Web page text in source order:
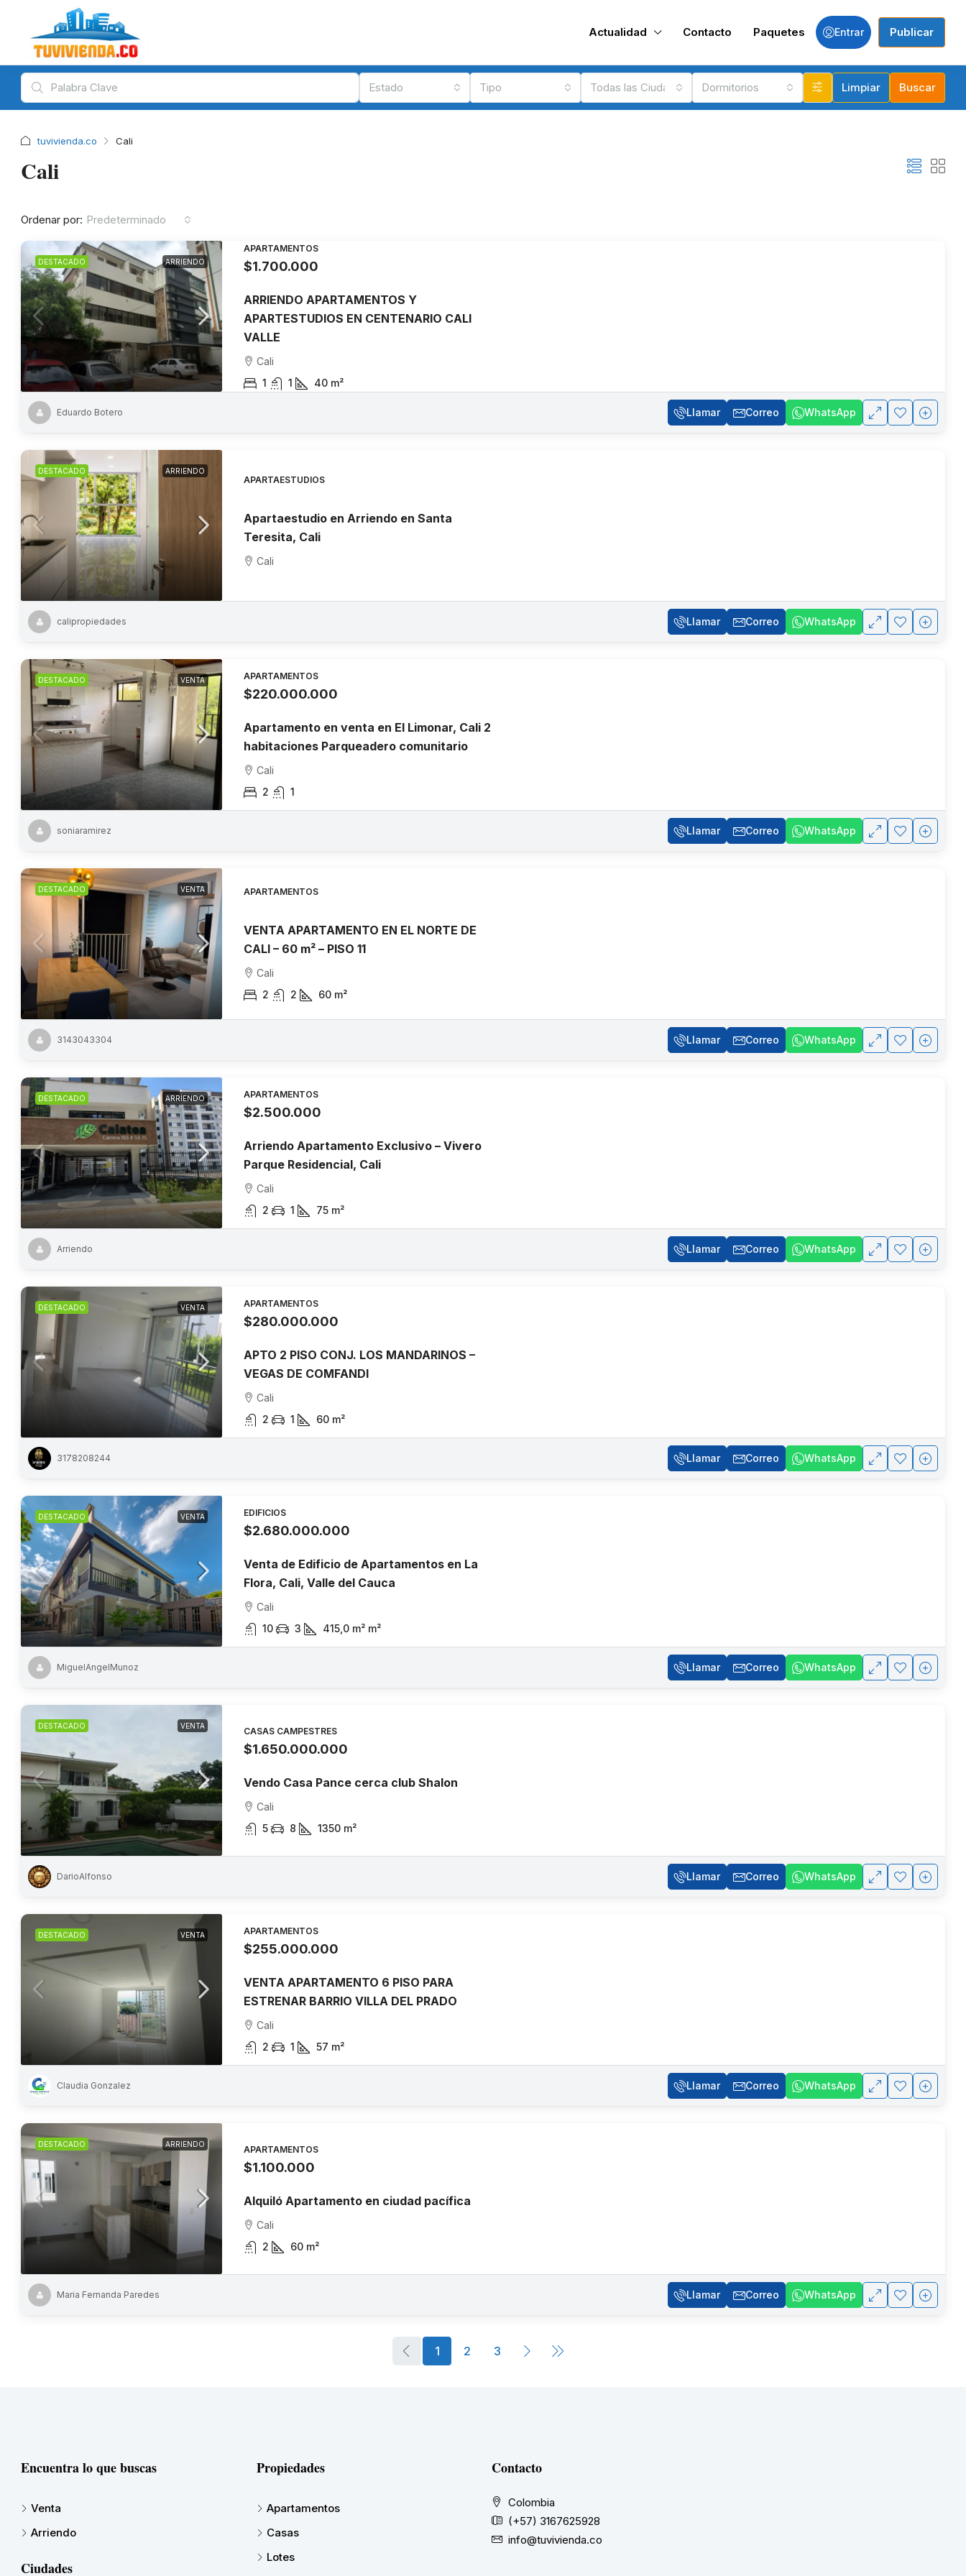
Actualidad Contacto Paquetes Entrar Publicar
Estado Tipo Todas las Ciudades Dormitorios Limpiar Buscar
tuvivienda.co Cali
Cali
Ordenar por: Predeterminado
DESTACADO ARRIENDO
APARTAMENTOS
$1.700.000
ARRIENDO APARTAMENTOS Y
APARTESTUDIOS EN CENTENARIO CALI
VALLE
Cali
1
1 40 m²
Eduardo Botero Llamar Correo WhatsApp
DESTACADO ARRIENDO
APARTAESTUDIOS
Apartaestudio en Arriendo en Santa
Teresita, Cali
Cali
calipropiedades Llamar Correo WhatsApp
DESTACADO VENTA APARTAMENTOS
$220.000.000
Apartamento en venta en El Limonar, Cali 2
habitaciones Parqueadero comunitario
Cali
2
1
soniaramirez Llamar Correo WhatsApp
DESTACADO VENTA APARTAMENTOS
VENTA APARTAMENTO EN EL NORTE DE
CALI – 60 m² – PISO 11
Cali
2
2 60 m²
3143043304 Llamar Correo WhatsApp
DESTACADO ARRIENDO APARTAMENTOS
$2.500.000
Arriendo Apartamento Exclusivo – Vivero
Parque Residencial, Cali
Cali
2
1 75 m²
Arriendo Llamar Correo WhatsApp
DESTACADO VENTA APARTAMENTOS
$280.000.000
APTO 2 PISO CONJ. LOS MANDARINOS –
VEGAS DE COMFANDI
Cali
2
1 60 m²
3178208244 Llamar Correo WhatsApp
DESTACADO VENTA EDIFICIOS
$2.680.000.000
Venta de Edificio de Apartamentos en La
Flora, Cali, Valle del Cauca
Cali
10
3 415,0 m² m²
MiguelAngelMunoz Llamar Correo WhatsApp
DESTACADO VENTA CASAS CAMPESTRES
$1.650.000.000
Vendo Casa Pance cerca club Shalon
Cali
5
8 1350 m²
DarioAlfonso Llamar Correo WhatsApp
DESTACADO VENTA APARTAMENTOS
$255.000.000
VENTA APARTAMENTO 6 PISO PARA
ESTRENAR BARRIO VILLA DEL PRADO
Cali
2
1 57 m²
Claudia Gonzalez Llamar Correo WhatsApp
DESTACADO ARRIENDO APARTAMENTOS
$1.100.000
Alquiló Apartamento en ciudad pacífica
Cali
2
60 m²
Maria Fernanda Paredes Llamar Correo WhatsApp
1 2 3
Encuentra lo que buscas
Venta
Arriendo
Ciudades
Propiedades
Apartamentos
Casas
Lotes
Contacto
Colombia
(+57) 3167625928
info@tuvivienda.co